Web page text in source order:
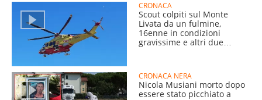
CRONACA
Scout colpiti sul Monte
Livata da un fulmine,
16enne in condizioni
gravissime e altri due
CRONACA NERA
Nicola Musiani morto dopo
essere stato picchiato a